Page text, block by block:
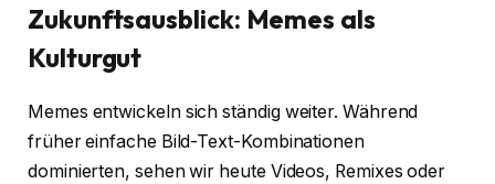
Zukunftsausblick: Memes als
Kulturgut
Memes entwickeln sich ständig weiter. Während
früher einfache Bild-Text-Kombinationen
dominierten, sehen wir heute Videos, Remixes oder